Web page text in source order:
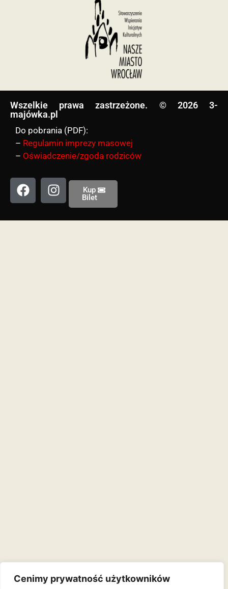
Cenimy prywatność użytkowników
Wszelkie prawa zastrzeżone. © 2026 3-
majówka.pl​
Do pobrania (PDF):
– Regulamin imprezy masowej
– Oświadczenie/zgoda rodziców
Kup
Bilet